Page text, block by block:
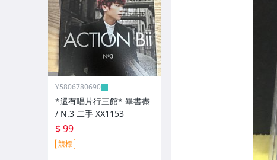
Y5806780690
*還有唱片行三館* 畢書盡
/ N.3 二手 XX1153
$ 99
競標